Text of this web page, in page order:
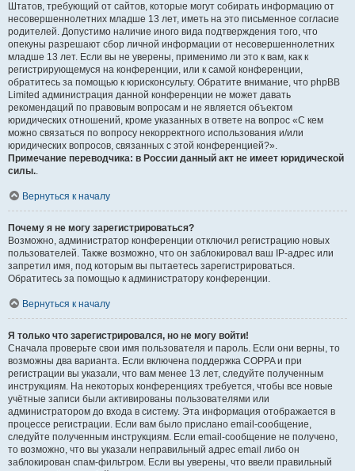
Штатов, требующий от сайтов, которые могут собирать информацию от
несовершеннолетних младше 13 лет, иметь на это письменное согласие
родителей. Допустимо наличие иного вида подтверждения того, что
опекуны разрешают сбор личной информации от несовершеннолетних
младше 13 лет. Если вы не уверены, применимо ли это к вам, как к
регистрирующемуся на конференции, или к самой конференции,
обратитесь за помощью к юрисконсульту. Обратите внимание, что phpBB
Limited администрация данной конференции не может давать
рекомендаций по правовым вопросам и не является объектом
юридических отношений, кроме указанных в ответе на вопрос «С кем
можно связаться по вопросу некорректного использования и/или
юридических вопросов, связанных с этой конференцией?».
Примечание переводчика: в России данный акт не имеет юридической
силы..
Вернуться к началу
Почему я не могу зарегистрироваться?
Возможно, администратор конференции отключил регистрацию новых
пользователей. Также возможно, что он заблокировал ваш IP-адрес или
запретил имя, под которым вы пытаетесь зарегистрироваться.
Обратитесь за помощью к администратору конференции.
Вернуться к началу
Я только что зарегистрировался, но не могу войти!
Сначала проверьте свои имя пользователя и пароль. Если они верны, то
возможны два варианта. Если включена поддержка COPPA и при
регистрации вы указали, что вам менее 13 лет, следуйте полученным
инструкциям. На некоторых конференциях требуется, чтобы все новые
учётные записи были активированы пользователями или
администратором до входа в систему. Эта информация отображается в
процессе регистрации. Если вам было прислано email-сообщение,
следуйте полученным инструкциям. Если email-сообщение не получено,
то возможно, что вы указали неправильный адрес email либо он
заблокирован спам-фильтром. Если вы уверены, что ввели правильный